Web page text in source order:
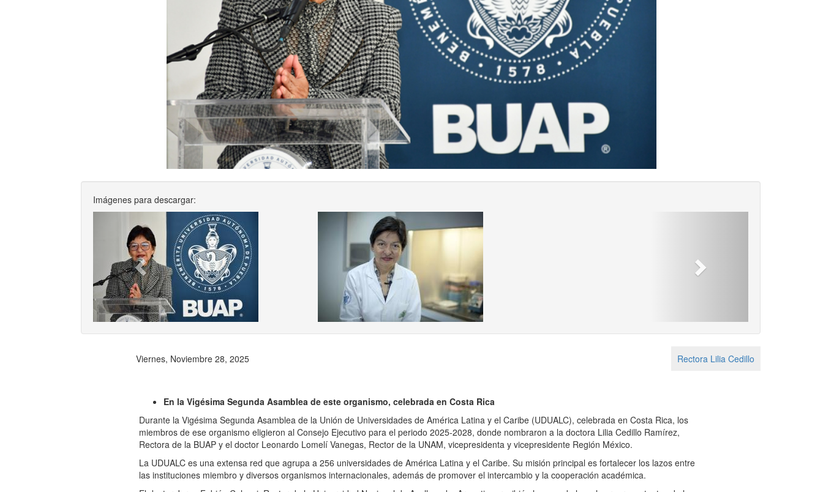
Imágenes para descargar:
Previous
Viernes, Noviembre 28, 2025 Rectora Lilia Cedillo
En la Vigésima Segunda Asamblea de este organismo, celebrada en Costa Rica
Durante la Vigésima Segunda Asamblea de la Unión de Universidades de América Latina y el Caribe (UDUALC), celebrada en Costa Rica, los
miembros de ese organismo eligieron al Consejo Ejecutivo para el periodo 2025-2028, donde nombraron a la doctora Lilia Cedillo Ramírez,
Rectora de la BUAP y el doctor Leonardo Lomelí Vanegas, Rector de la UNAM, vicepresidenta y vicepresidente Región México.
La UDUALC es una extensa red que agrupa a 256 universidades de América Latina y el Caribe. Su misión principal es fortalecer los lazos entre
las instituciones miembro y diversos organismos internacionales, además de promover el intercambio y la cooperación académica.